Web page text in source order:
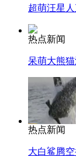
超萌汪星
热点新闻
呆萌大熊
热点新闻
大白鲨腾